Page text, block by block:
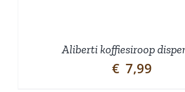
Aliberti koffiesiroop
€ 7,99